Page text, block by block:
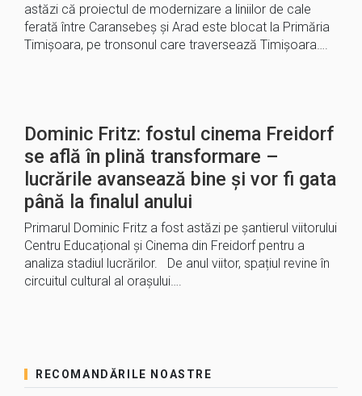
astăzi că proiectul de modernizare a liniilor de cale
ferată între Caransebeş şi Arad este blocat la Primăria
Timişoara, pe tronsonul care traversează Timişoara….
Dominic Fritz: fostul cinema Freidorf
se află în plină transformare –
lucrările avansează bine și vor fi gata
până la finalul anului
Primarul Dominic Fritz a fost astăzi pe șantierul viitorului
Centru Educațional și Cinema din Freidorf pentru a
analiza stadiul lucrărilor. De anul viitor, spațiul revine în
circuitul cultural al orașului….
RECOMANDĂRILE NOASTRE